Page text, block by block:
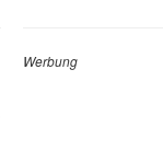
Werbung